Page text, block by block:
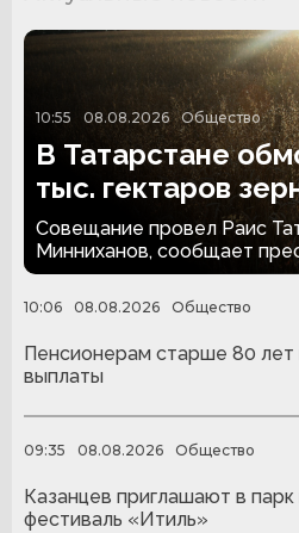
10:55 08.08.2026 Общество
В Татарстане
тыс. гектаров
Совещание провел Раис
Минниханов, сообщает
10:06 08.08.2026 Общество
Пенсионерам старше 80 лет
выплаты
09:35 08.08.2026 Общество
Казанцев приглашают в
фестиваль «Итиль»